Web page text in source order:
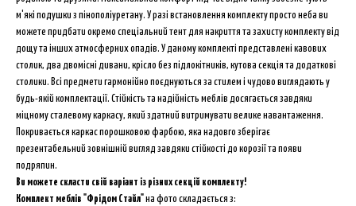
м'які подушки з пінополіуретану. У разі встановлення комплекту просто неба ви
можете придбати окремо спеціальний тент для накриття та захисту комплекту від
дощу та інших атмосферних опадів. У даному комплекті представлені кавових
столик, два двомісні дивани, крісло без підлокітників, кутова секція та додаткові
столики. Всі предмети гармонійно поєднуються за стилем і чудово виглядають у
будь-якій комплектації. Стійкість та надійність меблів досягається завдяки
міцному сталевому каркасу, який здатний витримувати велике навантаження.
Покривається каркас порошковою фарбою, яка надовго зберігає
презентабельний зовнішній вигляд завдяки стійкості до корозії та появи
подряпин.
Ви можете скласти свій варіант із різних секцій комплекту!
Комплект меблів "Фрідом Стайл"на фото складається з: